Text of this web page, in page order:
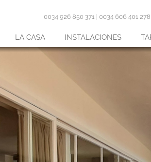
0034 926 850 371 | 0034 606 401
LA CASA INSTALACIONES